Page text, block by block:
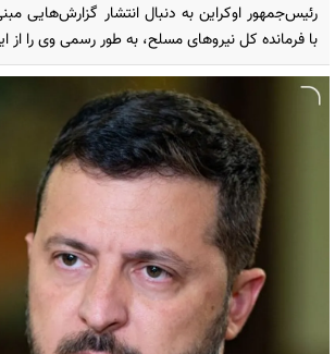
رئیس‌جمهور اوکراین به دنبال انتشار گزارش‌هایی
با فرمانده کل نیروهای مسلح، به طور رسمی وی را از